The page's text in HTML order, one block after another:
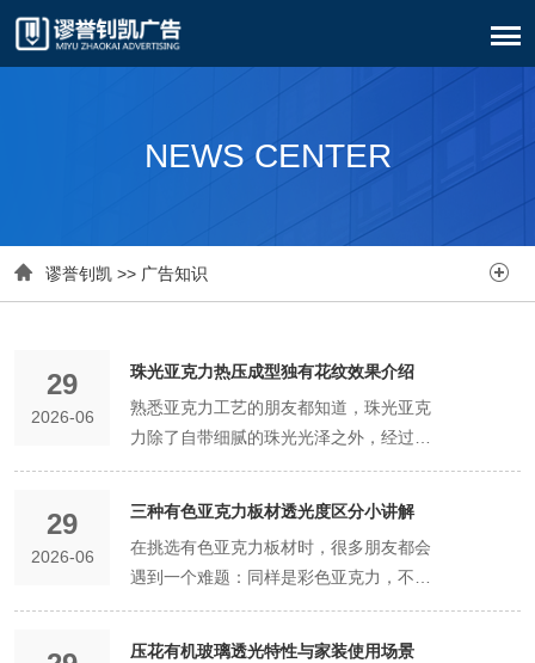
NEWS CENTER
 谬誉钊凯 >> 广告知识 
29
2026-06
珠光亚克力热压成型独有花纹效果介绍
熟悉亚克力工艺的朋友都知道，珠光亚克
力除了自带细腻的珠光光泽之外，经过热
压成型工艺处理后，还能呈现出普通亚克
的特殊工艺板材。很多人见过这种热压花
纹效果，却不了解它的成型原理、花纹特
点和视觉优势，今天就详细为大家介绍珠
光亚克力热压成型的独有花纹效果，带大
29
2026-06
三种有色亚克力板材透光度区分小讲解
在挑选有色亚克力板材时，很多朋友都会
遇到一个难题：同样是彩色亚克力，不同
款式的透光度差异很大，选购时分不清透
压花有机玻璃透光特性与家装使用场景